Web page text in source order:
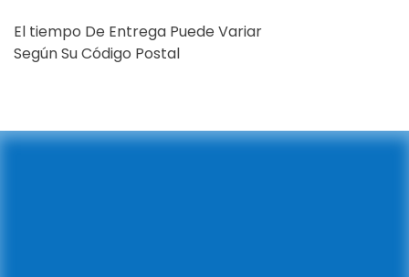
El tiempo De Entrega Puede Variar
Según Su Código Postal